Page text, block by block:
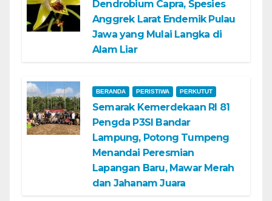
Dendrobium Capra, Spesies
Anggrek Larat Endemik Pulau
Jawa yang Mulai Langka di
Alam Liar
BERANDA PERISTIWA PERKUTUT
Semarak Kemerdekaan RI 81
Pengda P3SI Bandar
Lampung, Potong Tumpeng
Menandai Peresmian
Lapangan Baru, Mawar Merah
dan Jahanam Juara